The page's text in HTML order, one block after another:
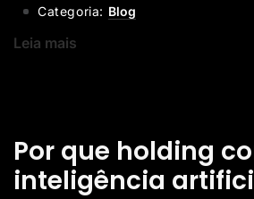
Categoria: Blog
Leia mais
Por que holding
inteligência